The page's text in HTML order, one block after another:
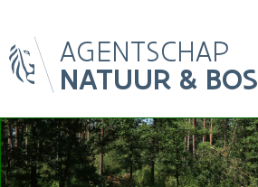
en
naar
gaan
AGENTSCHAP
NATUUR & BOS